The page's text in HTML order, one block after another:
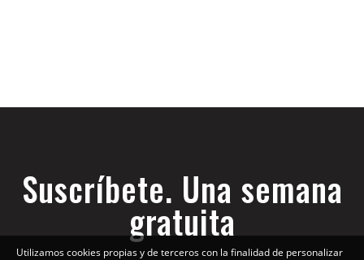
Suscríbete. Una semana
gratuita
Utilizamos cookies propias y de terceros con la finalidad de personalizar